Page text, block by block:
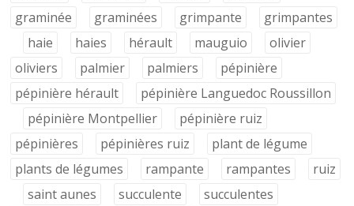
graminée
graminées grimpante
grimpantes
haie
haies hérault mauguio
olivier
oliviers
palmier palmiers
pépinière
pépinière hérault
pépinière Languedoc Roussillon
pépinière Montpellier
pépinière ruiz
pépinières
pépinières ruiz
plant de légume
plants de légumes
rampante rampantes
ruiz
saint aunes
succulente
succulentes